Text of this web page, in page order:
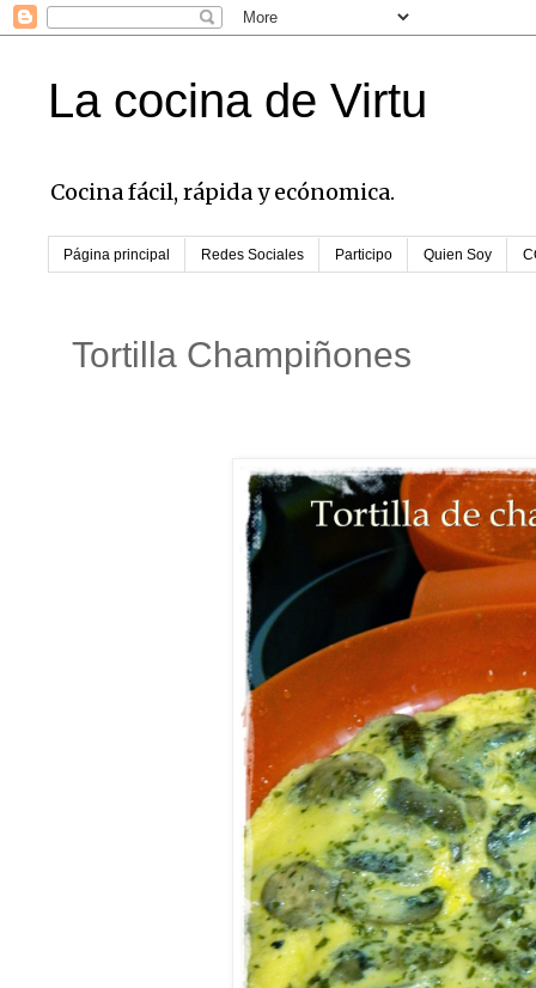
La cocina de Virtu
Cocina fácil, rápida y ecónomica.
Página principal Redes Sociales Participo Quien Soy
Tortilla Champiñones